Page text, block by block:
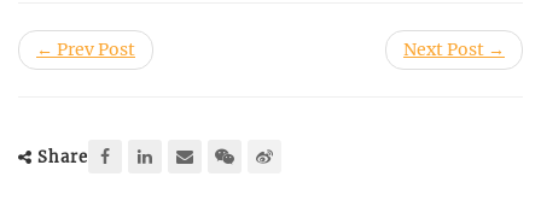
← Prev Post Next Post →
Share